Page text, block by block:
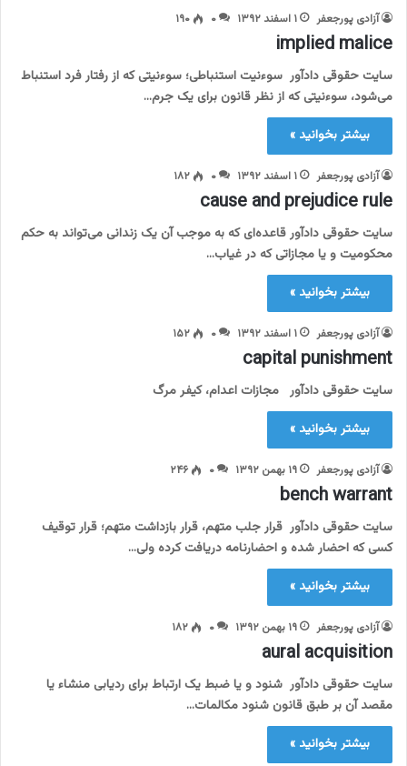
آزادی پورجعفر ۱ اسفند ۱۳۹۲ ۰ ۱۹۰
implied malice
سایت حقوقی دادآور سوءنیت استنباطی؛ سوءنیتی که از رفتار فرد استنباط
می‌شود، سوءنیتی که از نظر قانون برای یک جرم…
بیشتر بخوانید »
آزادی پورجعفر ۱ اسفند ۱۳۹۲ ۰ ۱۸۲
cause and prejudice rule
سایت حقوقی دادآور قاعده‌ای که به موجب آن یک زندانی می‌تواند به حکم
محکومیت و یا مجازاتی که در غیاب…
بیشتر بخوانید »
آزادی پورجعفر ۱ اسفند ۱۳۹۲ ۰ ۱۵۲
capital punishment
سایت حقوقی دادآور مجازات اعدام، کیفر مرگ
بیشتر بخوانید »
آزادی پورجعفر ۱۹ بهمن ۱۳۹۲ ۰ ۲۴۶
bench warrant
سایت حقوقی دادآور قرار جلب متهم، قرار بازداشت متهم؛ قرار توقیف
کسی که احضار شده و احضارنامه دریافت کرده ولی…
بیشتر بخوانید »
آزادی پورجعفر ۱۹ بهمن ۱۳۹۲ ۰ ۱۸۲
aural acquisition
سایت حقوقی دادآور شنود و یا ضبط یک ارتباط برای ردیابی منشاء یا
مقصد آن بر طبق قانون شنود مکالمات…
بیشتر بخوانید »